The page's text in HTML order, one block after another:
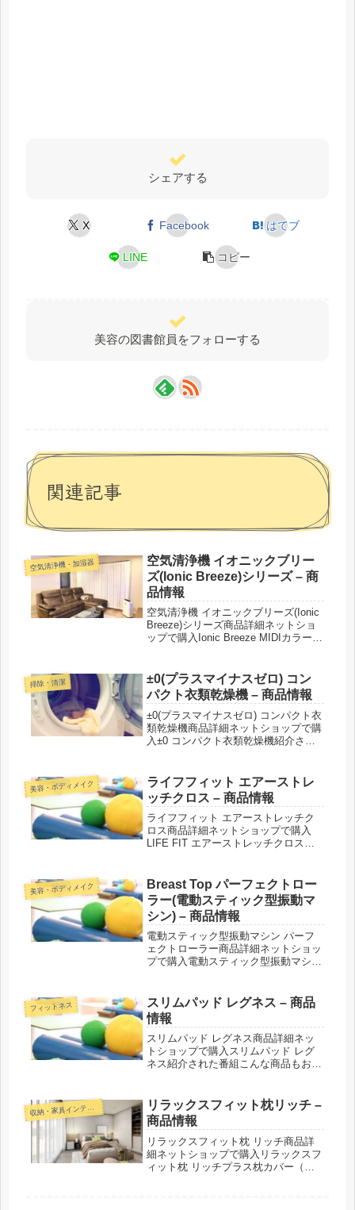
シェアする
X Facebook はてブ
LINE コピー
美容の図書館員をフォローする
関連記事
空気清浄機・加湿器
空気清浄機 イオニックブリー
ズ(Ionic Breeze)シリーズ – 商
品情報
空気清浄機 イオニックブリーズ(Ionic
Breeze)シリーズ商品詳細ネットショ
ップで購入Ionic Breeze MIDIカラー：
ー／ネイビー／カフェモカIonic ...
掃除・清潔
±0(プラスマイナスゼロ) コン
パクト衣類乾燥機 – 商品情報
±0(プラスマイナスゼロ) コンパクト衣
類乾燥機商品詳細ネットショップで購
入±0 コンパクト衣類乾燥機紹介され
美容・ボディメイク
ライフフィット エアーストレ
ッチクロス – 商品情報
ライフフィット エアーストレッチク
ロス商品詳細ネットショップで購入
LIFE FIT エアーストレッチクロス紹
美容・ボディメイク
Breast Top パーフェクトロー
ラー(電動スティック型振動マ
シン) – 商品情報
電動スティック型振動マシン パーフ
ェクトローラー商品詳細ネットショッ
プで購入電動スティック型振動マシン
フィットネス
スリムパッド レグネス – 商品
情報
スリムパッド レグネス商品詳細ネッ
トショップで購入スリムパッド レグ
ネス紹介された番組こんな商品もおス
収
納・家具インテリア
リラックスフィット枕リッチ –
商品情報
リラックスフィット枕 リッチ商品詳
細ネットショップで購入リラックスフ
ィット枕 リッチプラス枕カバー（冷